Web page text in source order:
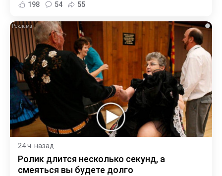
198 54 55
i
24 ч. назад
Ролик длится несколько секунд, а
смеяться вы будете долго